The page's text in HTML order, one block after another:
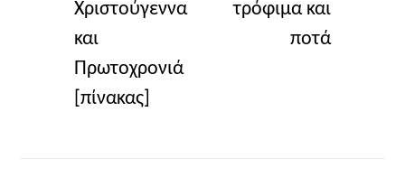
Χριστούγεννα
και
Πρωτοχρονιά
[πίνακας]
τρόφιμα και
ποτά